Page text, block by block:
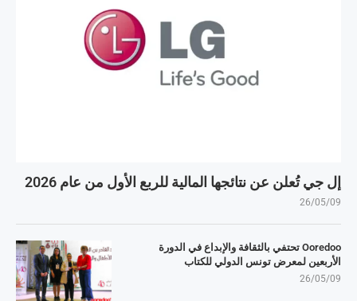
إل جي تُعلن عن نتائجها المالية للربع الأول من عام 2026
26/05/09
Ooredoo تحتفي بالثقافة والإبداع في الدورة
الأربعين لمعرض تونس الدولي للكتاب
26/05/09